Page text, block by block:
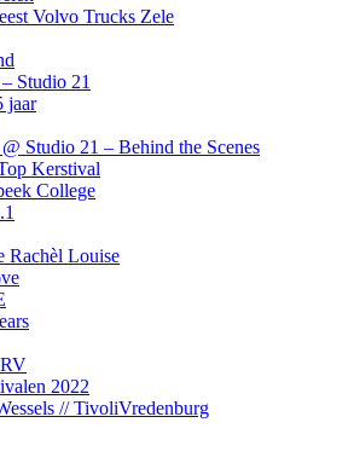
Volvo Trucks Zele
Studio 21
jaar
Studio 21 – Behind the Scenes
Kerstival
College
Rachèl Louise
2022
// TivoliVredenburg